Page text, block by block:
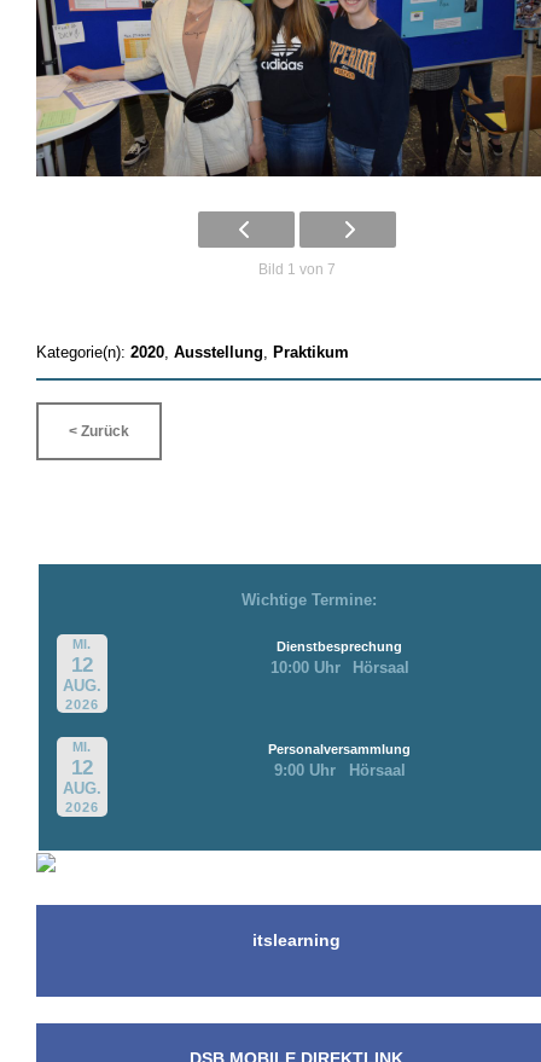
Bild 1 von 7
Kategorie(n): 2020, Ausstellung Praktikum
< Zurück
Wichtige Termine:
MI.
12
AUG.
2026
Dienstbesprechung
10:00 Uhr Hörsaal
MI.
12
AUG.
2026
Personalversammlung
9:00 Uhr Hörsaal
itslearning